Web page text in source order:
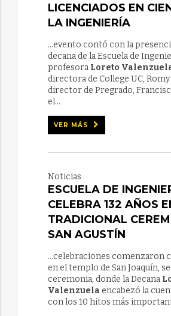
LICENCIADOS EN
LA INGENIERÍA
...evento contó con la
decana de la Escuela de
profesora Loreto
directora de College UC,
director de Pregrado,
el...
VER MÁS
Noticias
ESCUELA DE
CELEBRA 132 AÑOS
TRADICIONAL
SAN AGUSTÍN
...celebraciones comenzaron
en el templo de San Joaquín,
ceremonia, donde la Decana
Valenzuela encabezó la
con los 10 hitos más